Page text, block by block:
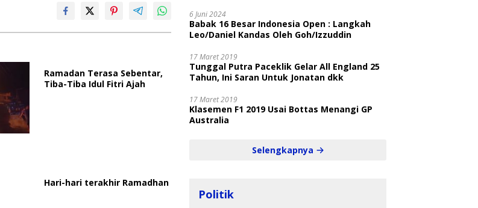
Ramadan Terasa Sebentar,
Tiba-Tiba Idul Fitri Ajah
Hari-hari terakhir Ramadhan
6 Juni 2024
Babak 16 Besar Indonesia Open : Langkah
Leo/Daniel Kandas Oleh Goh/Izzuddin
17 Maret 2019
Tunggal Putra Paceklik Gelar All England 25
Tahun, Ini Saran Untuk Jonatan dkk
17 Maret 2019
Klasemen F1 2019 Usai Bottas Menangi GP
Australia
Selengkapnya
Politik